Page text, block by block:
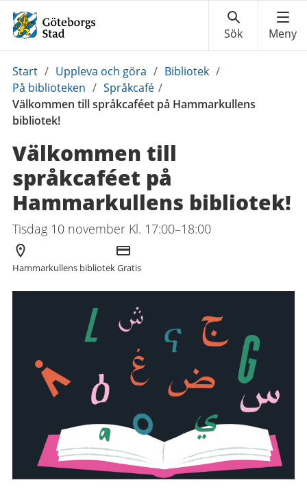
Du
är
här:
Start / Uppleva och göra / Bibliotek /
På biblioteken / Språkcafé /
Välkommen till språkcaféet på Hammarkullens
bibliotek!
Välkommen till
språkcaféet på
Hammarkullens bibliotek!
Tisdag 10 november Kl. 17:00–18:00
Arrangör
Hammarkullens bibliotek
Kostnad
Gratis